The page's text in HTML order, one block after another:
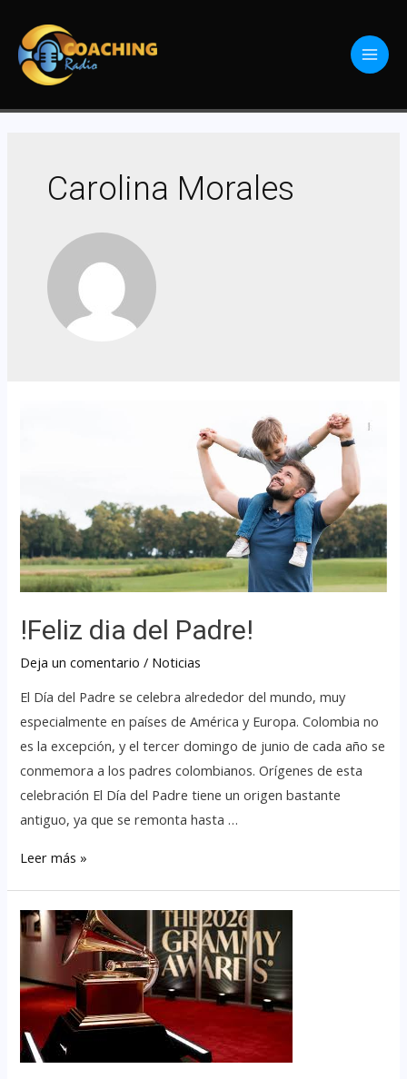
Carolina Morales
!Feliz dia del Padre!
Deja un comentario / Noticias
El Día del Padre se celebra alrededor del mundo, muy
especialmente en países de América y Europa. Colombia no
es la excepción, y el tercer domingo de junio de cada año se
conmemora a los padres colombianos. Orígenes de esta
celebración El Día del Padre tiene un origen bastante
antiguo, ya que se remonta hasta …
Leer más »